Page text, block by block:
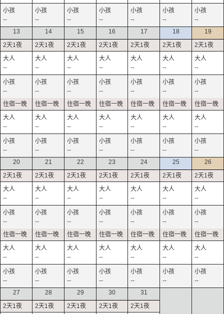
-- -- -- -- -- --
--
13
--
--
--
--
14
--
--
--
--
15
--
--
--
--
16
--
--
--
--
17
--
--
--
--
18
--
--
--
--
19
--
--
--
--
20
--
--
--
--
21
--
--
--
--
22
--
--
--
--
23
--
--
--
--
24
--
--
--
--
25
--
--
--
--
26
--
--
--
--
27
28 29 30 31